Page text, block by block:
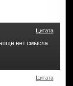
Цитата
нет смысла
Цитата